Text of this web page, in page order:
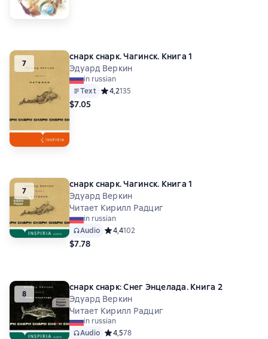
7
cнарк снарк. Чагинск. Книга 1
Эдуард Веркин
in russian
Text Средний рейтинг 4,2 на основе 135 оценок
4,2135
$7.05
7
cнарк снарк. Чагинск. Книга 1
Эдуард Веркин
Читает Кирилл Радциг
in russian
Audio Средний рейтинг 4,4 на основе 102 оценок
4,4102
$7.78
8
cнарк снарк: Снег Энцелада. Книга 2
Эдуард Веркин
Читает Кирилл Радциг
in russian
Audio Средний рейтинг 4,5 на основе 78 оценок
4,578